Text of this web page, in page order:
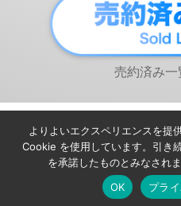
売約済み一
©株式会社ウ
よりよいエクスペリエンスを提
Cookie を使用しています。引き
を承諾したものとみなされ
OK
プラ